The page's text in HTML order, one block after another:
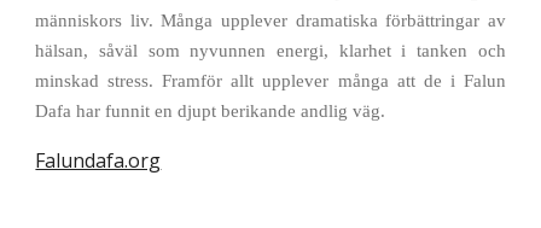
människors liv. Många upplever dramatiska förbättringar av
hälsan, såväl som nyvunnen energi, klarhet i tanken och
minskad stress. Framför allt upplever många att de i Falun
Dafa har funnit en djupt berikande andlig väg.
Falundafa.org